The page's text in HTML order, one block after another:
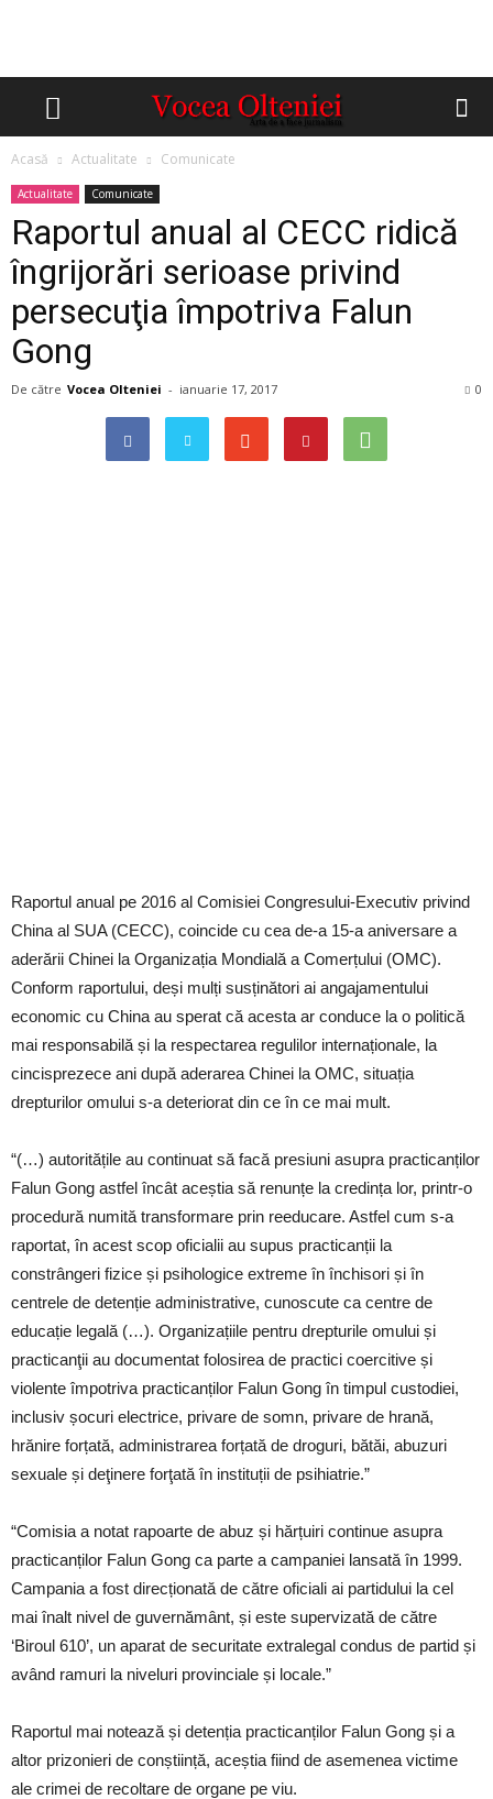
Acasă Actualitate Comunicate
Actualitate Comunicate
Raportul anual al CECC ridică
îngrijorări serioase privind
persecuţia împotriva Falun
Gong
De către Vocea Olteniei - ianuarie 17, 2017 0
Raportul anual pe 2016 al Comisiei Congresului-Executiv privind
China al SUA (CECC), coincide cu cea de-a 15-a aniversare a
aderării Chinei la Organizația Mondială a Comerțului (OMC).
Conform raportului, deși mulți susținători ai angajamentului
economic cu China au sperat că acesta ar conduce la o politică
mai responsabilă și la respectarea regulilor internaționale, la
cincisprezece ani după aderarea Chinei la OMC, situația
drepturilor omului s-a deteriorat din ce în ce mai mult.
“(…) autoritățile au continuat să facă presiuni asupra practicanților
Falun Gong astfel încât aceștia să renunțe la credința lor, printr-o
procedură numită transformare prin reeducare. Astfel cum s-a
raportat, în acest scop oficialii au supus practicanții la
constrângeri fizice și psihologice extreme în închisori și în
centrele de detenție administrative, cunoscute ca centre de
educație legală (…). Organizațiile pentru drepturile omului și
practicanţii au documentat folosirea de practici coercitive și
violente împotriva practicanților Falun Gong în timpul custodiei,
inclusiv șocuri electrice, privare de somn, privare de hrană,
hrănire forțată, administrarea forțată de droguri, bătăi, abuzuri
sexuale și deţinere forţată în instituții de psihiatrie.”
“Comisia a notat rapoarte de abuz și hărțuiri continue asupra
practicanților Falun Gong ca parte a campaniei lansată în 1999.
Campania a fost direcționată de către oficiali ai partidului la cel
mai înalt nivel de guvernământ, și este supervizată de către
‘Biroul 610’, un aparat de securitate extralegal condus de partid și
având ramuri la niveluri provinciale și locale.”
Raportul mai notează și detenția practicanților Falun Gong și a
altor prizonieri de conștiință, aceștia fiind de asemenea victime
ale crimei de recoltare de organe pe viu.